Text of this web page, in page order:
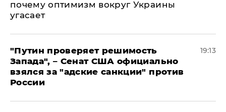
почему оптимизм вокруг Украины
угасает
"Путин проверяет решимость
Запада", – Сенат США официально
взялся за "адские санкции" против
России
19:13